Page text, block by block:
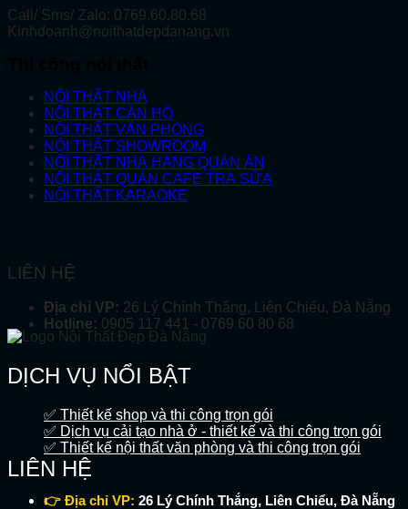
Call/ Sms/ Zalo: 0769.60.80.68
Kinhdoanh@noithatdepdanang.vn
NỘI THẤT NHÀ
NỘI THẤT CĂN HỘ
NỘI THẤT VĂN PHÒNG
NỘI THẤT SHOWROOM
NỘI THẤT NHÀ HÀNG QUÁN ĂN
NỘI THẤT QUÁN CAFE TRÀ SỮA
NỘI THẤT KARAOKE
LIÊN HỆ
Địa chỉ VP: 26 Lý Chính Thắng, Liên Chiểu, Đà Nẵng
Hotline: 0905 117 441 - 0769 60 80 68
DỊCH VỤ NỔI BẬT
✅ Thiết kế shop và thi công trọn gói
✅ Dịch vụ cải tạo nhà ở - thiết kế và thi công trọn gói
✅ Thiết kế nội thất văn phòng và thi công trọn gói
LIÊN HỆ
👉 Địa chỉ VP: 26 Lý Chính Thắng, Liên Chiểu, Đà Nẵng